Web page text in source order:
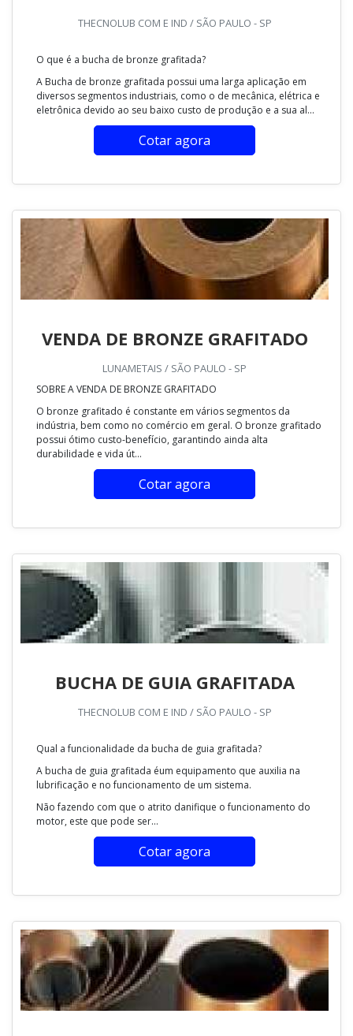
THECNOLUB COM E IND / SÃO PAULO - SP
O que é a bucha de bronze grafitada?
A Bucha de bronze grafitada possui uma larga aplicação em
diversos segmentos industriais, como o de mecânica, elétrica e
eletrônica devido ao seu baixo custo de produção e a sua al...
Cotar agora
VENDA DE BRONZE GRAFITADO
LUNAMETAIS / SÃO PAULO - SP
SOBRE A VENDA DE BRONZE GRAFITADO
O bronze grafitado é constante em vários segmentos da
indústria, bem como no comércio em geral. O bronze grafitado
possui ótimo custo-benefício, garantindo ainda alta
durabilidade e vida út...
Cotar agora
BUCHA DE GUIA GRAFITADA
THECNOLUB COM E IND / SÃO PAULO - SP
Qual a funcionalidade da bucha de guia grafitada?
A bucha de guia grafitada éum equipamento que auxilia na
lubrificação e no funcionamento de um sistema.
Não fazendo com que o atrito danifique o funcionamento do
motor, este que pode ser...
Cotar agora